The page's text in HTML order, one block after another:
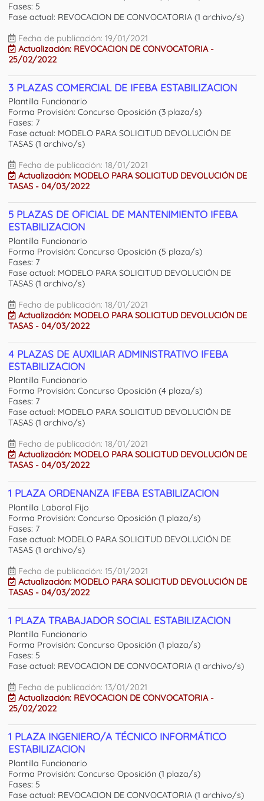
Fases: 5
Fase actual: REVOCACION DE CONVOCATORIA (1 archivo/s)
Fecha de publicación: 19/01/2021
Actualización: REVOCACION DE CONVOCATORIA -
25/02/2022
3 PLAZAS COMERCIAL DE IFEBA ESTABILIZACION
Plantilla Funcionario
Forma Provisión: Concurso Oposición (3 plaza/s)
Fases: 7
Fase actual: MODELO PARA SOLICITUD DEVOLUCIÓN DE
TASAS (1 archivo/s)
Fecha de publicación: 18/01/2021
Actualización: MODELO PARA SOLICITUD DEVOLUCIÓN DE
TASAS - 04/03/2022
5 PLAZAS DE OFICIAL DE MANTENIMIENTO IFEBA
ESTABILIZACION
Plantilla Funcionario
Forma Provisión: Concurso Oposición (5 plaza/s)
Fases: 7
Fase actual: MODELO PARA SOLICITUD DEVOLUCIÓN DE
TASAS (1 archivo/s)
Fecha de publicación: 18/01/2021
Actualización: MODELO PARA SOLICITUD DEVOLUCIÓN DE
TASAS - 04/03/2022
4 PLAZAS DE AUXILIAR ADMINISTRATIVO IFEBA
ESTABILIZACION
Plantilla Funcionario
Forma Provisión: Concurso Oposición (4 plaza/s)
Fases: 7
Fase actual: MODELO PARA SOLICITUD DEVOLUCIÓN DE
TASAS (1 archivo/s)
Fecha de publicación: 18/01/2021
Actualización: MODELO PARA SOLICITUD DEVOLUCIÓN DE
TASAS - 04/03/2022
1 PLAZA ORDENANZA IFEBA ESTABILIZACION
Plantilla Laboral Fijo
Forma Provisión: Concurso Oposición (1 plaza/s)
Fases: 7
Fase actual: MODELO PARA SOLICITUD DEVOLUCIÓN DE
TASAS (1 archivo/s)
Fecha de publicación: 15/01/2021
Actualización: MODELO PARA SOLICITUD DEVOLUCIÓN DE
TASAS - 04/03/2022
1 PLAZA TRABAJADOR SOCIAL ESTABILIZACION
Plantilla Funcionario
Forma Provisión: Concurso Oposición (1 plaza/s)
Fases: 5
Fase actual: REVOCACION DE CONVOCATORIA (1 archivo/s)
Fecha de publicación: 13/01/2021
Actualización: REVOCACION DE CONVOCATORIA -
25/02/2022
1 PLAZA INGENIERO/A TÉCNICO INFORMÁTICO
ESTABILIZACION
Plantilla Funcionario
Forma Provisión: Concurso Oposición (1 plaza/s)
Fases: 5
Fase actual: REVOCACION DE CONVOCATORIA (1 archivo/s)